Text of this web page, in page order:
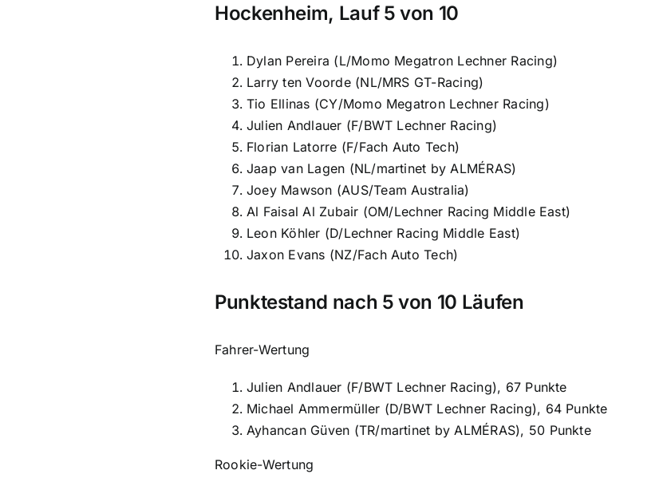
Hockenheim, Lauf 5 von 10
Dylan Pereira (L/Momo Megatron Lechner Racing)
Larry ten Voorde (NL/MRS GT-Racing)
Tio Ellinas (CY/Momo Megatron Lechner Racing)
Julien Andlauer (F/BWT Lechner Racing)
Florian Latorre (F/Fach Auto Tech)
Jaap van Lagen (NL/martinet by ALMÉRAS)
Joey Mawson (AUS/Team Australia)
Al Faisal Al Zubair (OM/Lechner Racing Middle East)
Leon Köhler (D/Lechner Racing Middle East)
Jaxon Evans (NZ/Fach Auto Tech)
Punktestand nach 5 von 10 Läufen
Fahrer-Wertung
Julien Andlauer (F/BWT Lechner Racing), 67 Punkte
Michael Ammermüller (D/BWT Lechner Racing), 64 Punkte
Ayhancan Güven (TR/martinet by ALMÉRAS), 50 Punkte
Rookie-Wertung